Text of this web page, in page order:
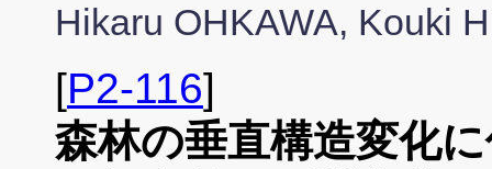
Hikaru OHKAWA, Kouki
[P2-116]
森林の垂直構造変化